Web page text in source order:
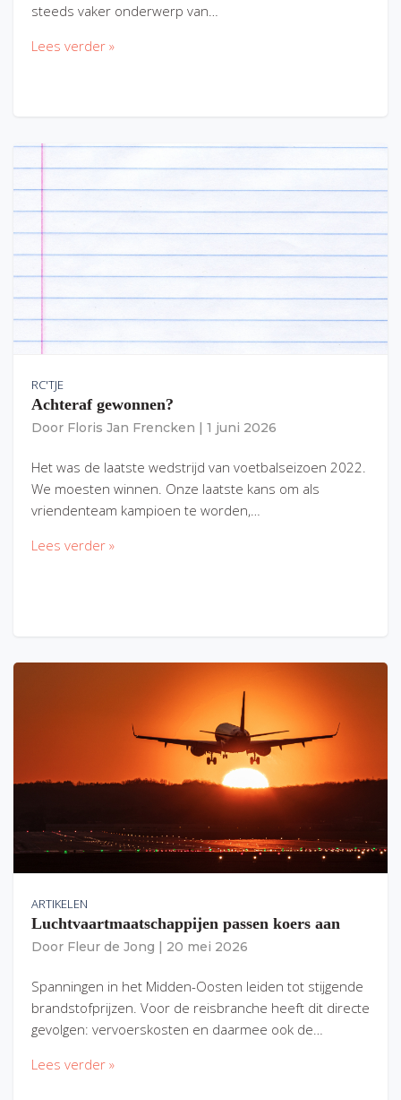
steeds vaker onderwerp van…
Lees verder »
RC'TJE
Achteraf gewonnen?
Door Floris Jan Frencken 1 juni 2026
Het was de laatste wedstrijd van voetbalseizoen 2022.
We moesten winnen. Onze laatste kans om als
vriendenteam kampioen te worden,…
Lees verder »
ARTIKELEN
Luchtvaartmaatschappijen passen koers aan
Door Fleur de Jong 20 mei 2026
Spanningen in het Midden-Oosten leiden tot stijgende
brandstofprijzen. Voor de reisbranche heeft dit directe
gevolgen: vervoerskosten en daarmee ook de…
Lees verder »